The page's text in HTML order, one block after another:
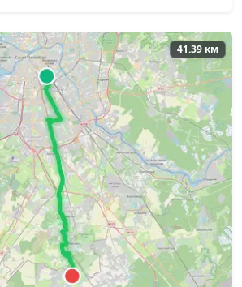
41.39 км